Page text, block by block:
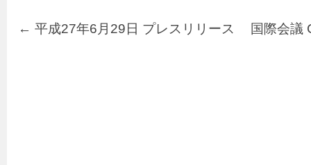
← 平成27年6月29日 プレスリリース 国際会議